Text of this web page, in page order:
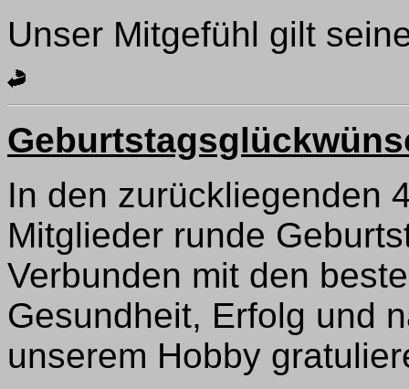
Unser Mitgefühl gilt
In den zurückliegenden
Mitglieder runde
Verbunden mit den
Gesundheit, Erfolg und
unserem Hobby